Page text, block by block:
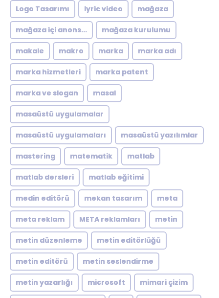
Logo Tasarımı lyric video mağaza
mağaza içi anons... mağaza kurulumu
makale makro marka marka adı
marka hizmetleri marka patent
marka ve slogan masal
masaüstü uygulamalar
masaüstü uygulamaları masaüstü yazılımlar
mastering matematik matlab
matlab dersleri matlab eğitimi
medin editörü mekan tasarım meta
meta reklam META reklamları metin
metin düzenleme metin editörlüğü
metin editörü metin seslendirme
metin yazarlığı microsoft mimari çizim